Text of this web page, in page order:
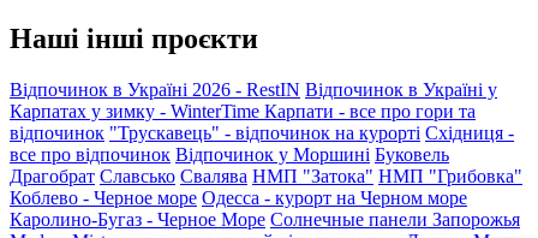
Наші інші проєкти
Відпочинок в Україні 2026 - RestIN Відпочинок в Україні у
Карпатах у зимку - WinterTime Карпати - все про гори та
відпочинок "Трускавець" - відпочинок на курорті Східниця -
все про відпочинок Відпочинок у Моршині Буковель
Драгобрат Славсько Свалява НМП "Затока" НМП "Грибовка"
Коблево - Черное море Одесса - курорт на Черном море
Каролино-Бугаз - Черное Море Солнечные панели Запорожья